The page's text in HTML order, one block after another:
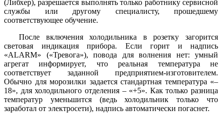
(Либхер), разрешается выполнять только работнику сервисной
службы или другому специалисту, прошедшему
соответствующее обучение.
После включения холодильника в розетку загорится
световая индикация прибора. Если горит и надпись
«ALARM» («Тревога»), повода для волнения нет: умный
агрегат информирует, что реальная температура не
соответствует заданной предприятием-изготовителем.
Обычно для морозилки задается стандартная температура «–
18», для холодильного отделения – «+5». Как только разница
температур уменьшится (ведь холодильник только что
заработал от электросети), надпись автоматически погаснет.